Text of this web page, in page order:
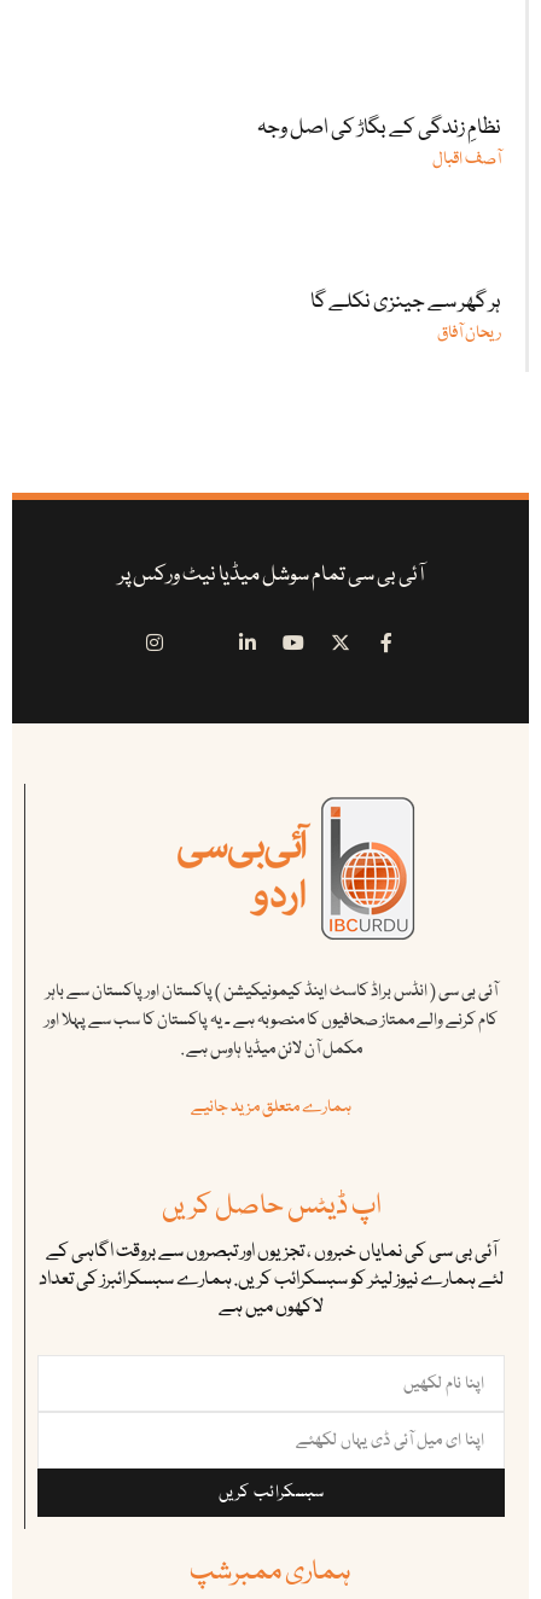
نظامِ زندگی کے بگاڑ کی اصل وجہ
آصف اقبال
ہر گھر سے جینزی نکلے گا
ریحان آفاق
آئی بی سی تمام سوشل میڈیا نیٹ ورکس پر
آئی بی سی ( انڈس براڈ کاسٹ اینڈ کیمونیکیشن ) پاکستان اور پاکستان سے باہر
کام کرنے والے ممتاز صحافیوں کا منصوبہ ہے ۔ یہ پاکستان کا سب سے پہلا اور
مکمل آن لائن میڈیا ہاوس ہے .
ہمارے متعلق مزید جانیے
اپ ڈیٹس حاصل کریں
آئی بی سی کی نمایاں خبروں ، تجزیوں اور تبصروں سے بروقت اگاہی کے
لئے ہمارے نیوز لیٹر کو سبسکرائب کریں. ہمارے سبسکرائبرز کی تعداد
لاکھوں میں ہے
سبسکرائب کریں
ہماری ممبرشپ